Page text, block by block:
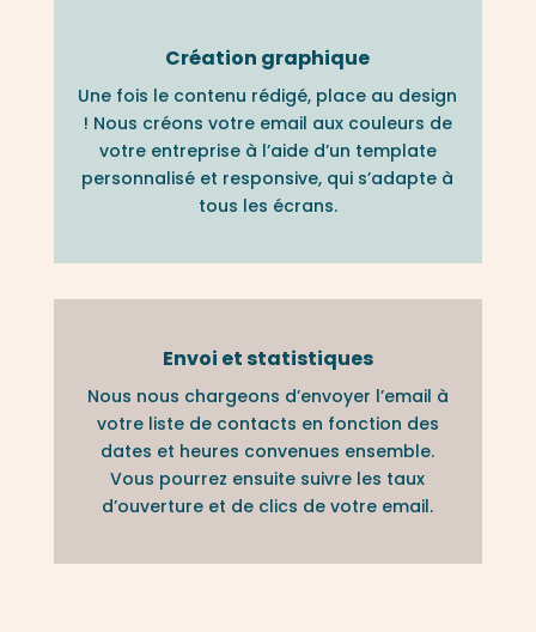
Création graphique
Une fois le contenu rédigé, place au design
! Nous créons votre email aux couleurs de
votre entreprise à l’aide d’un template
personnalisé et responsive, qui s’adapte à
tous les écrans.
Envoi et statistiques
Nous nous chargeons d’envoyer l’email à
votre liste de contacts en fonction des
dates et heures convenues ensemble.
Vous pourrez ensuite suivre les taux
d’ouverture et de clics de votre email.